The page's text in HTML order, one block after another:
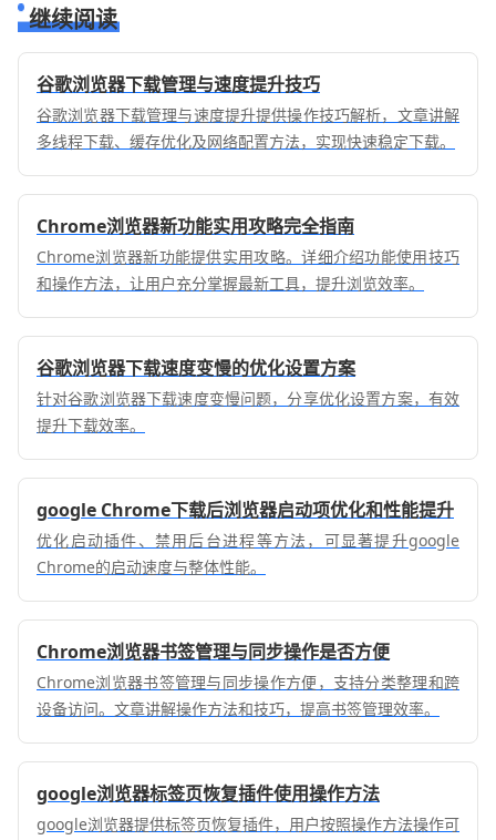
继续阅读
谷歌浏览器下载管理与速度提升技巧
谷歌浏览器下载管理与速度提升提供操作技巧解析，文章讲解
多线程下载、缓存优化及网络配置方法，实现快速稳定下载。
Chrome浏览器新功能实用攻略完全指南
Chrome浏览器新功能提供实用攻略。详细介绍功能使用技巧
和操作方法，让用户充分掌握最新工具，提升浏览效率。
谷歌浏览器下载速度变慢的优化设置方案
针对谷歌浏览器下载速度变慢问题，分享优化设置方案，有效
提升下载效率。
google Chrome下载后浏览器启动项优化和性能提升
优化启动插件、禁用后台进程等方法，可显著提升google
Chrome的启动速度与整体性能。
Chrome浏览器书签管理与同步操作是否方便
Chrome浏览器书签管理与同步操作方便，支持分类整理和跨
设备访问。文章讲解操作方法和技巧，提高书签管理效率。
google浏览器标签页恢复插件使用操作方法
google浏览器提供标签页恢复插件，用户按照操作方法操作可